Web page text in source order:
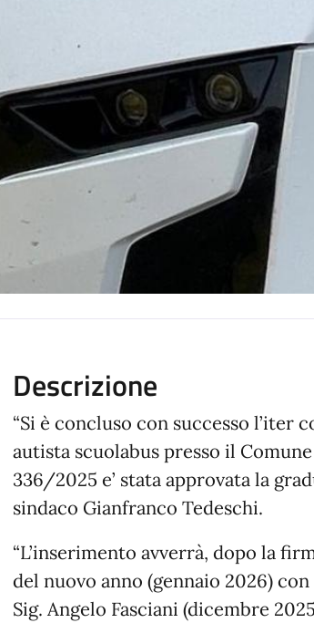
Descrizione
“Si è concluso con successo l’iter
autista scuolabus presso il
336/2025 e’ stata approvata la
sindaco Gianfranco Tedeschi.
“L’inserimento avverrà, dopo la
del nuovo anno (gennaio 2026)
Sig. Angelo Fasciani (dicembre